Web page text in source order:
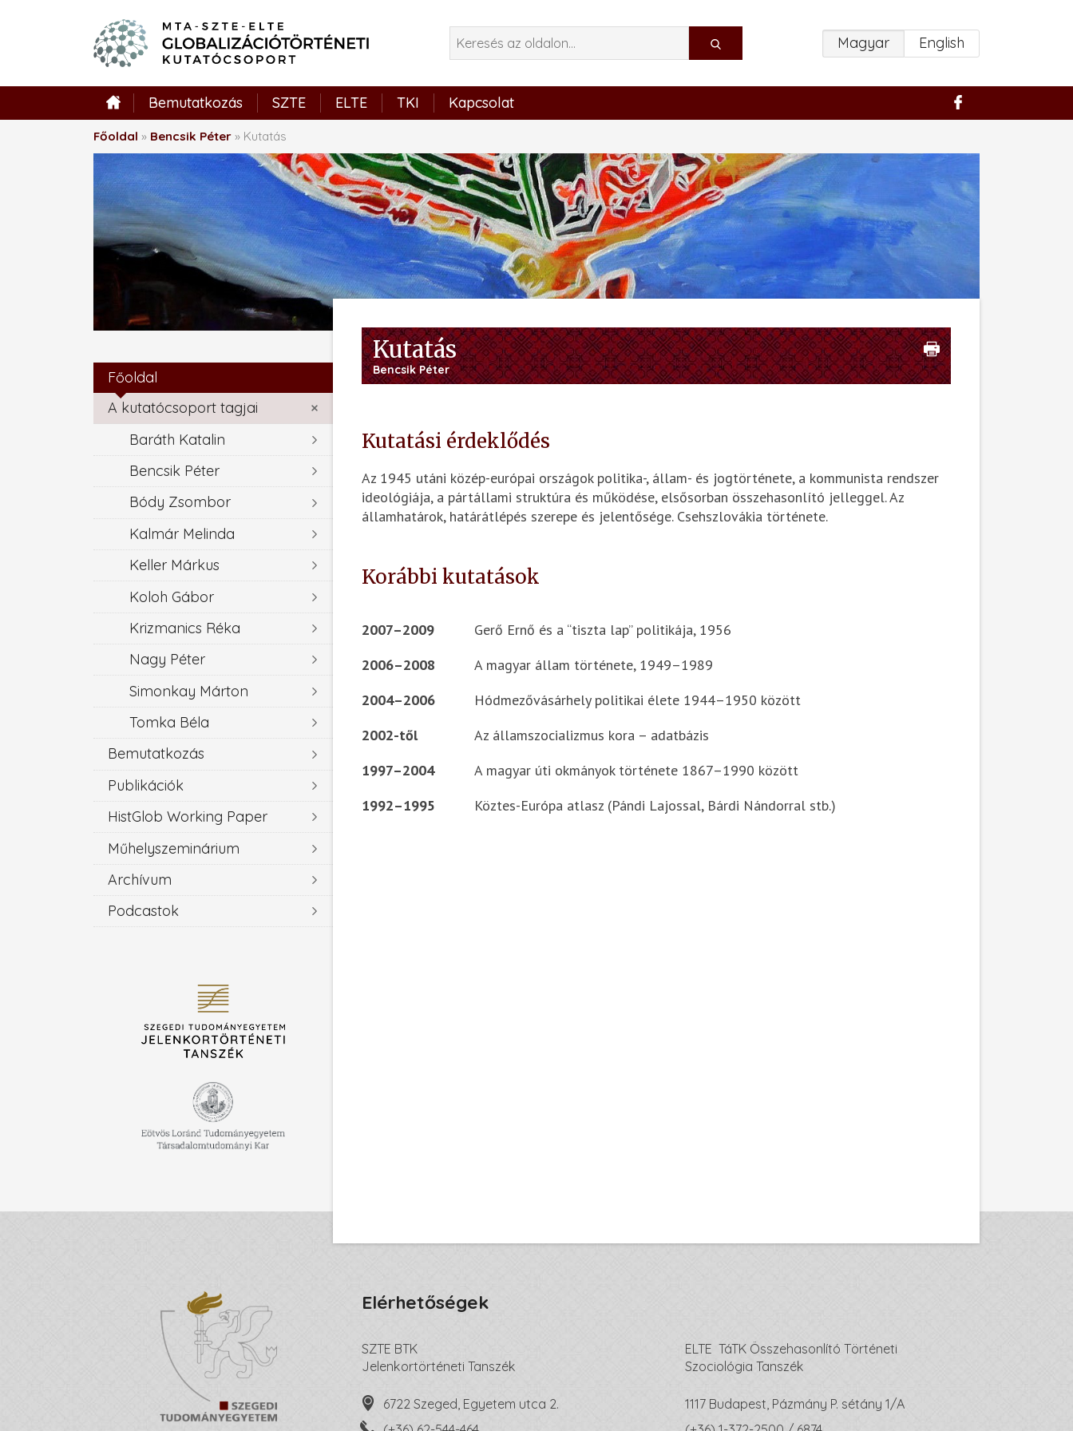
Magyar English
Hírek
Bemutatkozás SZTE ELTE TKI Kapcsolat
Főoldal » Bencsik Péter » Kutatás
Főoldal
A kutatócsoport tagjai
Baráth Katalin
Bencsik Péter
Bódy Zsombor
Kalmár Melinda
Keller Márkus
Koloh Gábor
Krizmanics Réka
Nagy Péter
Simonkay Márton
Tomka Béla
Bemutatkozás
Publikációk
HistGlob Working Paper
Műhelyszeminárium
Archívum
Podcastok
Kutatás
Bencsik Péter
Kutatási érdeklődés
Az 1945 utáni közép-európai országok politika-, állam- és jogtörténete, a kommunista rendszer
ideológiája, a pártállami struktúra és működése, elsősorban összehasonlító jelleggel. Az
államhatárok, határátlépés szerepe és jelentősége. Csehszlovákia története.
Korábbi kutatások
2007–2009
Gerő Ernő és a “tiszta lap” politikája, 1956
2006–2008
A magyar állam története, 1949–1989
2004–2006
Hódmezővásárhely politikai élete 1944–1950 között
2002-től
Az államszocializmus kora – adatbázis
1997–2004
A magyar úti okmányok története 1867–1990 között
1992–1995
Köztes-Európa atlasz (Pándi Lajossal, Bárdi Nándorral stb.)
Elérhetőségek
SZTE BTK
Jelenkortörténeti Tanszék
6722 Szeged, Egyetem utca 2.
ELTE TáTK Összehasonlító Történeti
Szociológia Tanszék
1117 Budapest, Pázmány P. sétány 1/A